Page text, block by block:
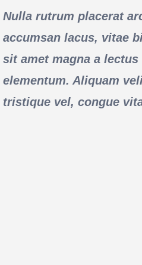
Nulla rutrum placerat
accumsan lacus, vitae
sit amet magna a lectus
elementum. Aliquam
tristique vel, congue